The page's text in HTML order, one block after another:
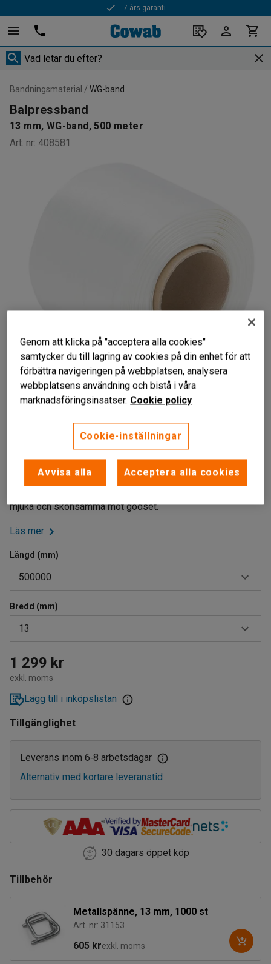
7 års garanti
Bandningsmaterial WG-band
Balpressband
13 mm, WG-band, 500 meter
Art. nr: 408581
Liknande produkter
Slitstarkt material
För balpressmaskiner mm.
Säljs i flerpack
Slitstarka WG-band som passar de flesta
mjuka och skonsamma mot godset.
Läs mer
Längd (mm)
500000
250000
500000
Bredd (mm)
13
9
13
1 299 kr
exkl. moms
Lägg till i inköpslistan
Tillgänglighet
Leverans inom 6‑8 arbetsdagar
Alternativ med kortare leveranstid
30 dagars öppet köp
Tillbehör
Metallspänne, 13 mm, 1000 st
Art. nr: 31153
605 krexkl. moms
Genom att klicka på "acceptera alla cookies"
samtycker du till lagring av cookies på din enhet för att
förbättra navigeringen på webbplatsen, analysera
webbplatsens användning och bistå i våra
marknadsföringsinsatser. Cookie policy
Cookie-inställningar
Avvisa alla Acceptera alla cookies